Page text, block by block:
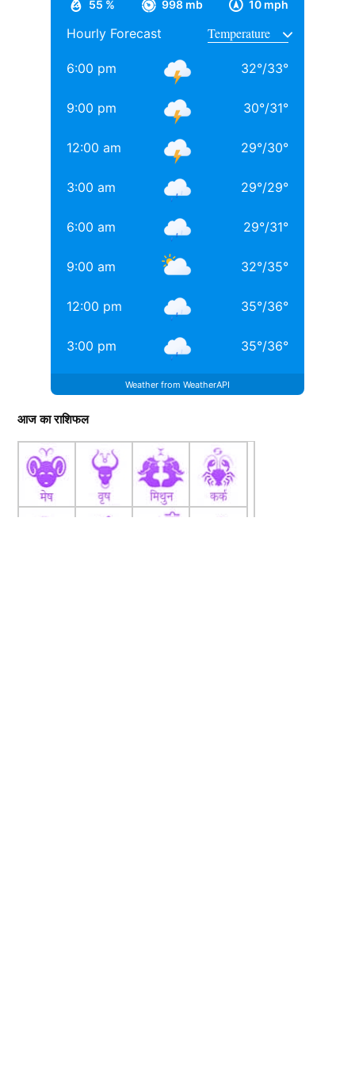
ऑफ कॉमर्स एंड इकोनॉमिक्स से ग्रेजुएशन पूरा किया, जहां उनके
साथ अनिल थडानी, करण जौहर और अभिषेक कपूर भी पढ़ाई कर
Daughters of Bollywood Actresses: मां से भी ज्यादा
खूबसूरत? इन 3 बॉलीवुड एक्ट्रेसेस की बेटियों ने लूटी महफिल
बॉलीवुड की 3 सबसे बड़ी हीरोइन्स जिनकी नानी-परनानी कोठे पर
नाचती थीं, नाम जानकर होगी हैरानी
55 % 998 mb 10 mph
Hourly Forecast
6:00 pm 32°/33°
9:00 pm 30°/31°
12:00 am 29°/30°
3:00 am 29°/29°
6:00 am 29°/31°
9:00 am 32°/35°
12:00 pm 35°/36°
3:00 pm 35°/36°
Weather from WeatherAPI
आज का राशिफल